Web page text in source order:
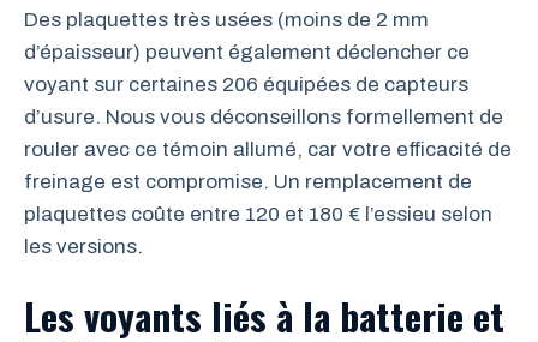
Des plaquettes très usées (moins de 2 mm
d’épaisseur) peuvent également déclencher ce
voyant sur certaines 206 équipées de capteurs
d’usure. Nous vous déconseillons formellement de
rouler avec ce témoin allumé, car votre efficacité de
freinage est compromise. Un remplacement de
plaquettes coûte entre 120 et 180 € l’essieu selon
les versions.
Les voyants liés à la batterie et